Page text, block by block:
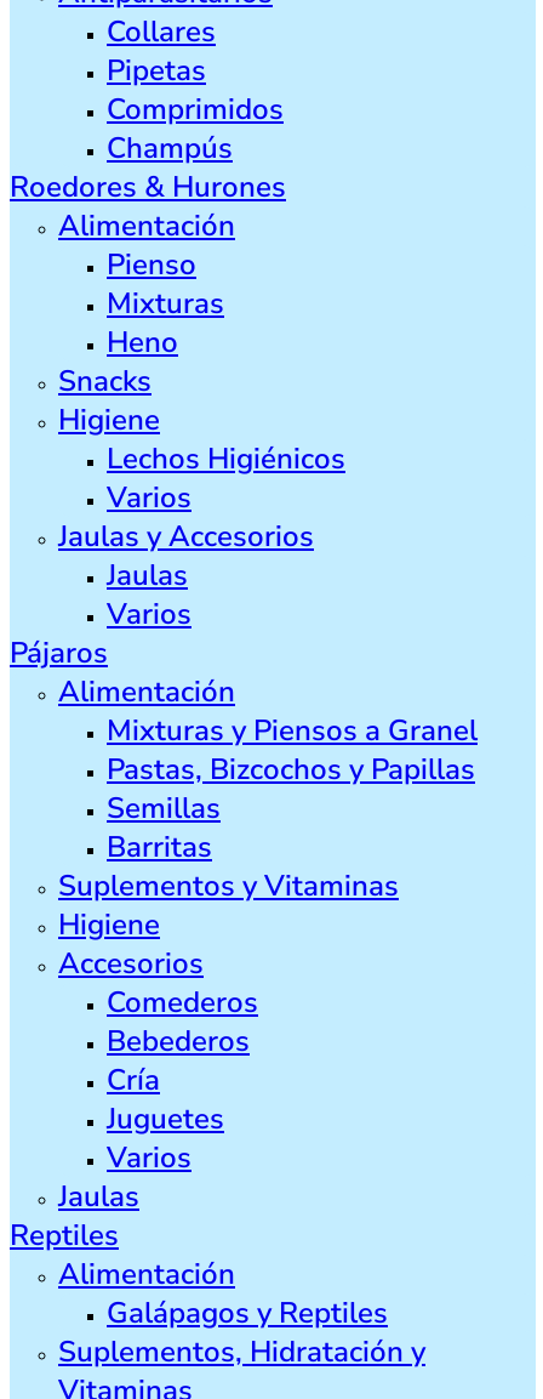
Collares
Pipetas
Comprimidos
Champús
Roedores & Hurones
Alimentación
Pienso
Mixturas
Heno
Snacks
Higiene
Lechos Higiénicos
Varios
Jaulas y Accesorios
Jaulas
Varios
Pájaros
Alimentación
Mixturas y Piensos a Granel
Pastas, Bizcochos y Papillas
Semillas
Barritas
Suplementos y Vitaminas
Higiene
Accesorios
Comederos
Bebederos
Cría
Juguetes
Varios
Jaulas
Reptiles
Alimentación
Galápagos y Reptiles
Suplementos, Hidratación y
Vitaminas